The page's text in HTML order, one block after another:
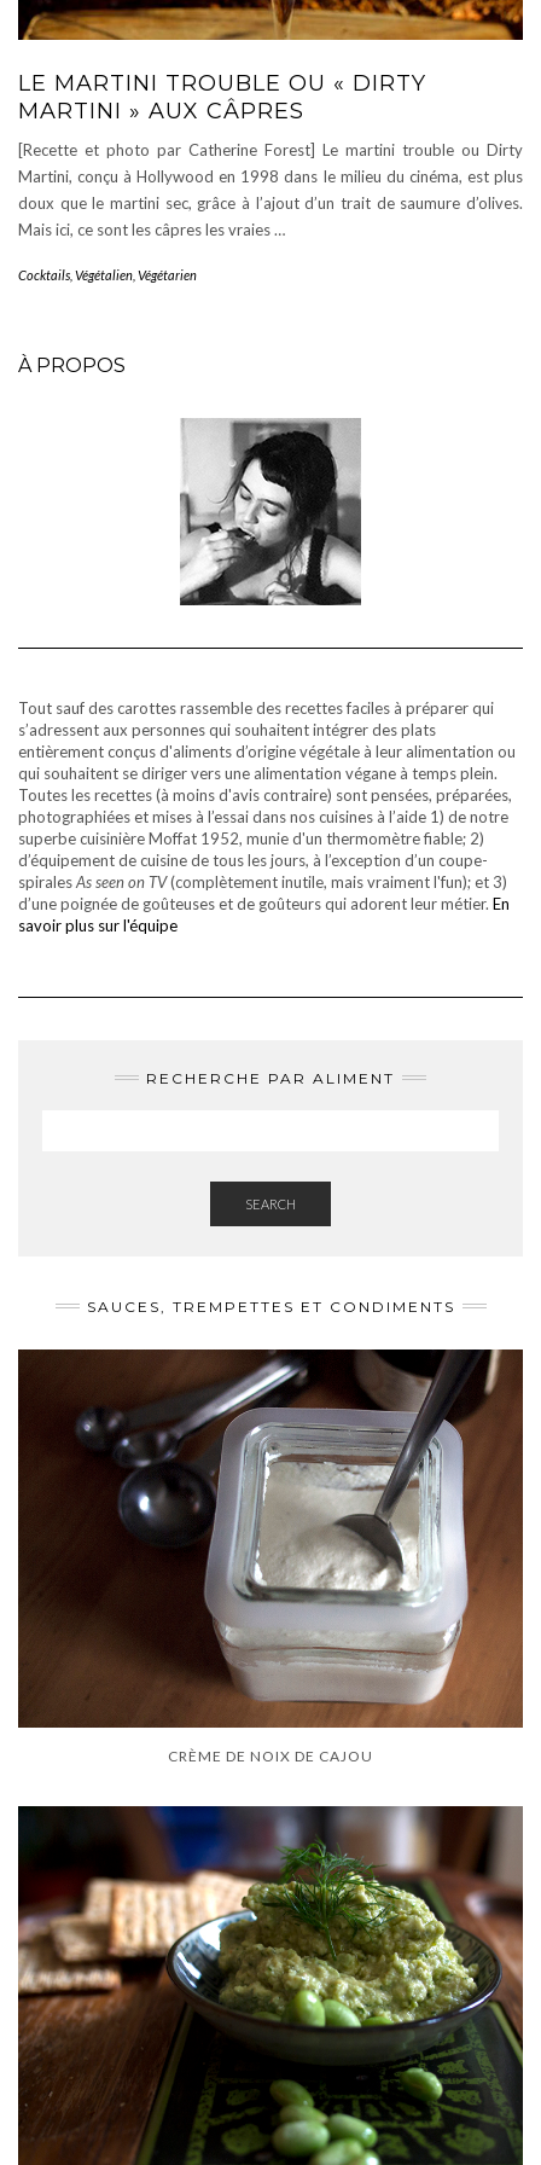
LE MARTINI TROUBLE OU « DIRTY
MARTINI » AUX CÂPRES
[Recette et photo par Catherine Forest] Le martini trouble ou Dirty
Martini, conçu à Hollywood en 1998 dans le milieu du cinéma, est plus
doux que le martini sec, grâce à l’ajout d’un trait de saumure d’olives.
Mais ici, ce sont les câpres les vraies …
Cocktails Végétalien Végétarien
À PROPOS
Tout sauf des carottes rassemble des recettes faciles à préparer qui
s’adressent aux personnes qui souhaitent intégrer des plats
entièrement conçus d'aliments d’origine végétale à leur alimentation ou
qui souhaitent se diriger vers une alimentation végane à temps plein.
Toutes les recettes (à moins d'avis contraire) sont pensées, préparées,
photographiées et mises à l’essai dans nos cuisines à l’aide 1) de notre
superbe cuisinière Moffat 1952, munie d'un thermomètre fiable; 2)
d’équipement de cuisine de tous les jours, à l’exception d’un coupe-
spiralesAs seen on TV(complètement inutile, mais vraiment l'fun); et 3)
d’une poignée de goûteuses et de goûteurs qui adorent leur métier. En
savoir plus sur l'équipe
RECHERCHE PAR ALIMENT
SEARCH
SAUCES, TREMPETTES ET CONDIMENTS
CRÈME DE NOIX DE CAJOU